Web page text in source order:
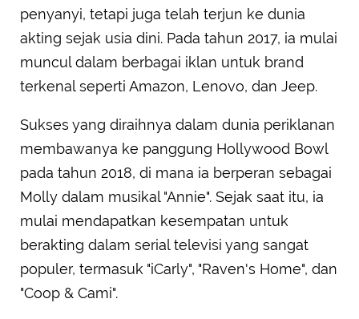
penyanyi, tetapi juga telah terjun ke dunia
akting sejak usia dini. Pada tahun 2017, ia mulai
muncul dalam berbagai iklan untuk brand
terkenal seperti Amazon, Lenovo, dan Jeep.
Sukses yang diraihnya dalam dunia periklanan
membawanya ke panggung Hollywood Bowl
pada tahun 2018, di mana ia berperan sebagai
Molly dalam musikal "Annie". Sejak saat itu, ia
mulai mendapatkan kesempatan untuk
berakting dalam serial televisi yang sangat
populer, termasuk "iCarly", "Raven's Home", dan
"Coop & Cami".